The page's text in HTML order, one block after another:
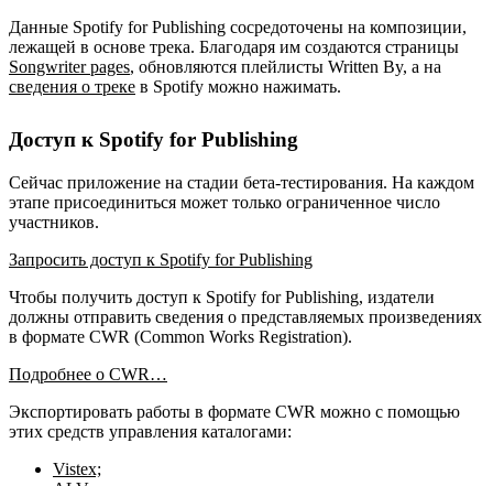
Данные Spotify for Publishing сосредоточены на композиции,
лежащей в основе трека. Благодаря им создаются страницы
Songwriter pages, обновляются плейлисты Written By, а на
сведения о треке в Spotify можно нажимать.
Доступ к Spotify for Publishing
Сейчас приложение на стадии бета-тестирования. На каждом
этапе присоединиться может только ограниченное число
участников.
Запросить доступ к Spotify for Publishing
Чтобы получить доступ к Spotify for Publishing, издатели
должны отправить сведения о представляемых произведениях
в формате CWR (Common Works Registration).
Подробнее о CWR…
Экспортировать работы в формате CWR можно с помощью
этих средств управления каталогами:
Vistex;